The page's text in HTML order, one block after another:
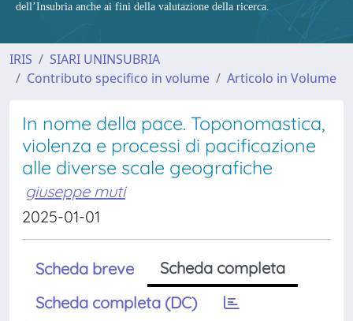
dell’Insubria anche ai fini della valutazione della ricerca.
IRIS
SIARI UNINSUBRIA
Contributo specifico in volume
Articolo in Volume
In nome della pace. Toponomastica,
violenza e processi di pacificazione
alle diverse scale geografiche
giuseppe muti
2025-01-01
Scheda breve
Scheda completa
Scheda completa (DC)